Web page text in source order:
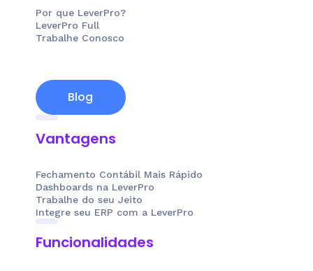
Por que LeverPro?
LeverPro Full
Trabalhe Conosco
Blog
Vantagens
Fechamento Contábil Mais Rápido
Dashboards na LeverPro
Trabalhe do seu Jeito
Integre seu ERP com a LeverPro
Funcionalidades